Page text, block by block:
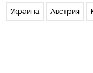
Украина Австрия